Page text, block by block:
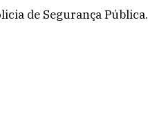
de Segurança Pública.